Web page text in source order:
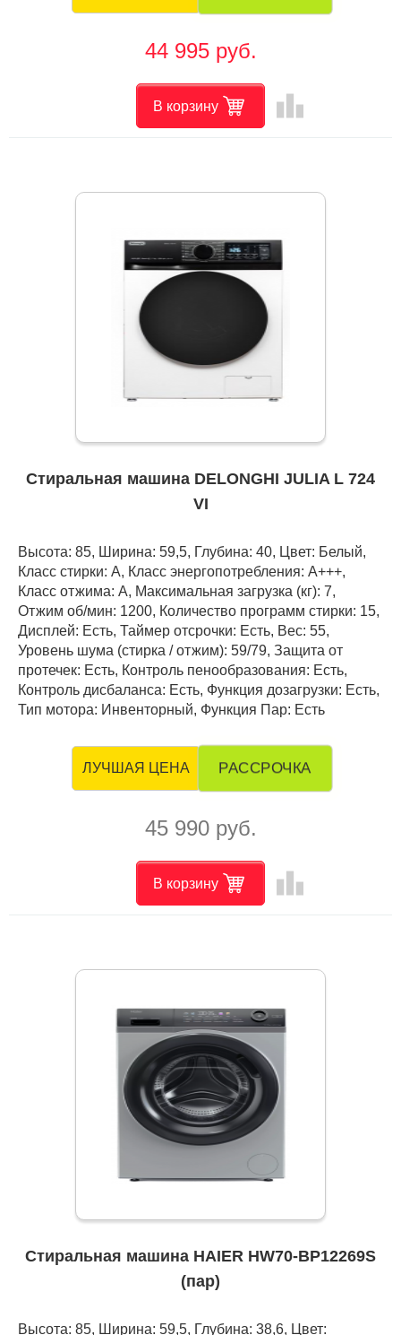
44 995 руб.
В корзину leaderboard
Стиральная машина DELONGHI JULIA L 724
VI
Высота: 85, Ширина: 59,5, Глубина: 40, Цвет: Белый,
Класс стирки: A, Класс энергопотребления: А+++,
Класс отжима: A, Максимальная загрузка (кг): 7,
Отжим об/мин: 1200, Количество программ стирки: 15,
Дисплей: Есть, Таймер отсрочки: Есть, Вес: 55,
Уровень шума (стирка / отжим): 59/79, Защита от
протечек: Есть, Контроль пенообразования: Есть,
Контроль дисбаланса: Есть, Функция дозагрузки: Есть,
Тип мотора: Инвенторный, Функция Пар: Есть
ЛУЧШАЯ ЦЕНА РАССРОЧКА
45 990 руб.
В корзину leaderboard
Стиральная машина HAIER HW70-BP12269S
(пар)
Высота: 85, Ширина: 59,5, Глубина: 38,6, Цвет: